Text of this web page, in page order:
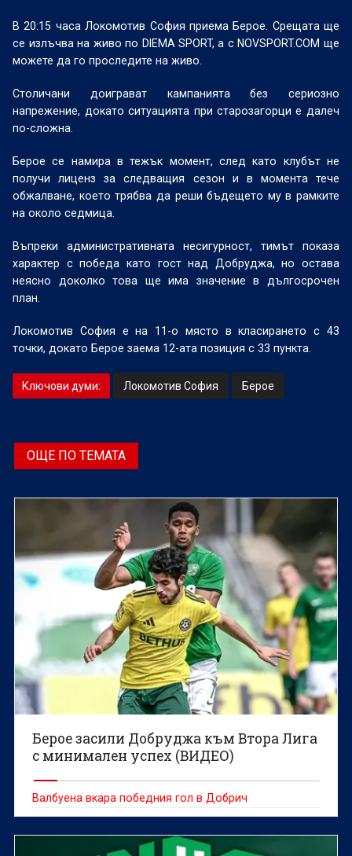
В 20:15 часа Локомотив София приема Берое. Срещата ще
се излъчва на живо по DIEMA SPORT, а с NOVSPORT.COM ще
можете да го проследите на живо.
Столичани доиграват кампанията без сериозно
напрежение, докато ситуацията при старозагорци е далеч
по-сложна.
Берое се намира в тежък момент, след като клубът не
получи лиценз за следващия сезон и в момента тече
обжалване, което трябва да реши бъдещето му в рамките
на около седмица.
Въпреки административната несигурност, тимът показа
характер с победа като гост над Добруджа, но остава
неясно доколко това ще има значение в дългосрочен
план.
Локомотив София е на 11-о място в класирането с 43
точки, докато Берое заема 12-ата позиция с 33 пункта.
Ключови думи: Локомотив София Берое
ОЩЕ ПО ТЕМАТА
Берое засили Добруджа към Втора Лига
с минимален успех (ВИДЕО)
Валбуена вкара победния гол в Добрич